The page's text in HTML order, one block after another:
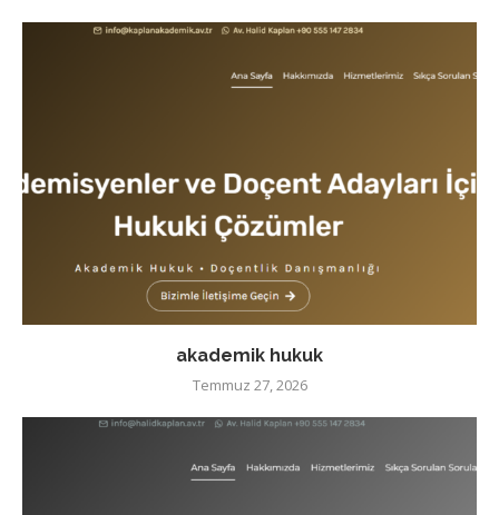
akademik hukuk
Temmuz 27, 2026